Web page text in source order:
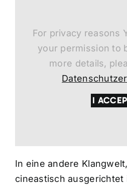
For privacy reasons
your permission to
more details,
I
In eine andere
cineastisch ausgerichtet